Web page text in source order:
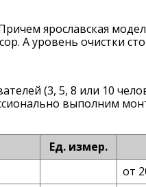
ярославская
А уровень очистки
(3, 5, 8 или 10
выполним
Ед. измер.
от